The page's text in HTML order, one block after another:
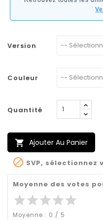
Version
Couleur
Quantité
 Ajouter Au Panier
 SVP, sélectionnez
Moyenne des votes
starstarstarstarstar
Moyenne : 0 / 5